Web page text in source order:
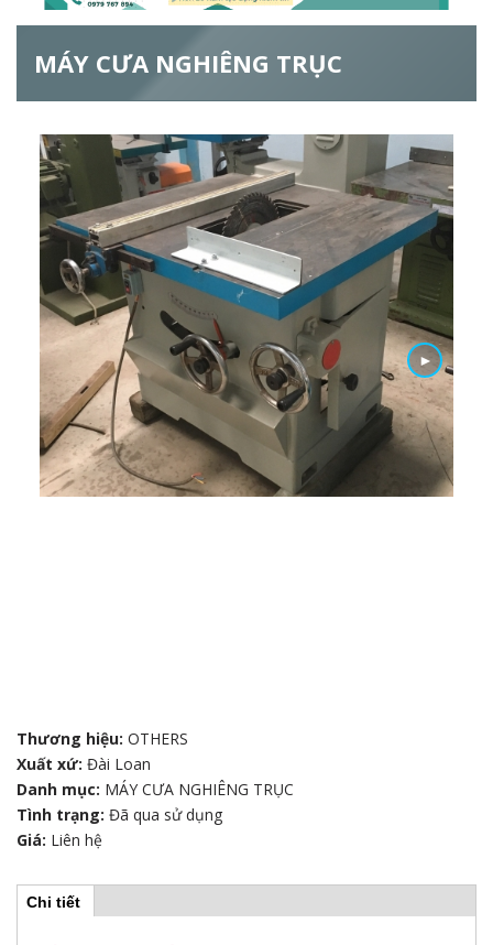
ẫ
m
MÁY CƯA NGHIÊNG TRỤC
►
Thương hiệu: OTHERS
Xuất xứ: Đài Loan
Danh mục: MÁY CƯA NGHIÊNG TRỤC
Tình trạng: Đã qua sử dụng
Giá: Liên hệ
Chi tiết